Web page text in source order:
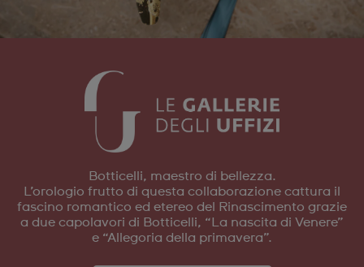
Botticelli, maestro di bellezza.
L’orologio frutto di questa collaborazione cattura il
fascino romantico ed etereo del Rinascimento grazie
a due capolavori di Botticelli, “La nascita di Venere”
e “Allegoria della primavera”.